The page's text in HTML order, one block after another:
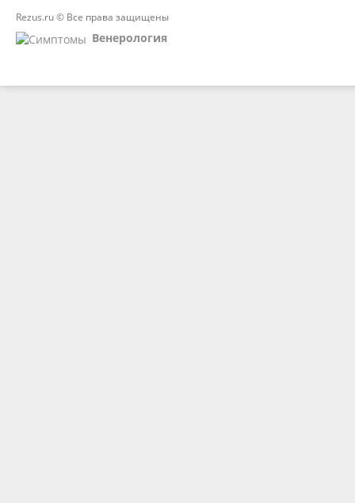
Rezus.ru © Все права защищены
Венерология